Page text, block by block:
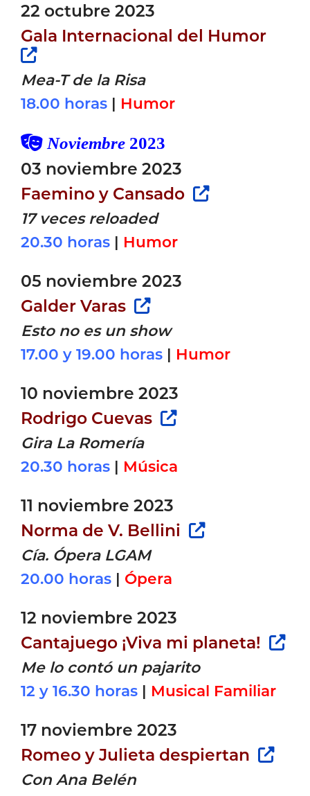
22 octubre 2023
Gala Internacional del Humor
Mea-T de la Risa
18.00 horas | Humor
Noviembre 2023
03 noviembre 2023
Faemino y Cansado
17 veces reloaded
20.30 horas | Humor
05 noviembre 2023
Galder Varas
Esto no es un show
17.00 y 19.00 horas | Humor
10 noviembre 2023
Rodrigo Cuevas
Gira La Romería
20.30 horas | Música
11 noviembre 2023
Norma de V. Bellini
Cía. Ópera LGAM
20.00 horas | Ópera
12 noviembre 2023
Cantajuego ¡Viva mi planeta!
Me lo contó un pajarito
12 y 16.30 horas | Musical Familiar
17 noviembre 2023
Romeo y Julieta despiertan
Con Ana Belén